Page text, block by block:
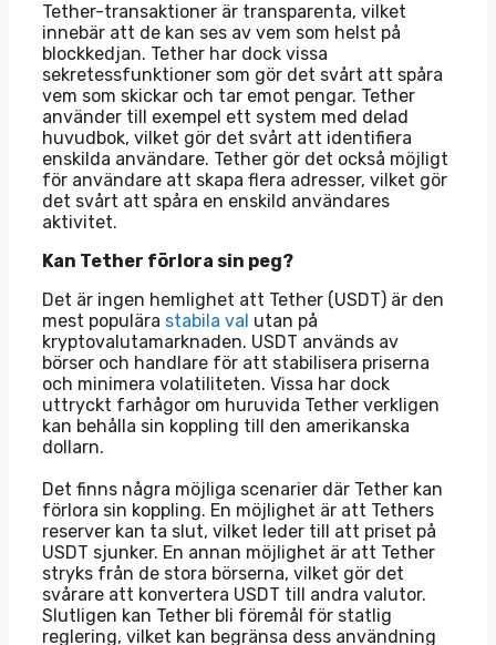
Tether-transaktioner är transparenta, vilket
innebär att de kan ses av vem som helst på
blockkedjan. Tether har dock vissa
sekretessfunktioner som gör det svårt att spåra
vem som skickar och tar emot pengar. Tether
använder till exempel ett system med delad
huvudbok, vilket gör det svårt att identifiera
enskilda användare. Tether gör det också möjligt
för användare att skapa flera adresser, vilket gör
det svårt att spåra en enskild användares
aktivitet.
Kan Tether förlora sin peg?
Det är ingen hemlighet att Tether (USDT) är den
mest populära stabila val utan på
kryptovalutamarknaden. USDT används av
börser och handlare för att stabilisera priserna
och minimera volatiliteten. Vissa har dock
uttryckt farhågor om huruvida Tether verkligen
kan behålla sin koppling till den amerikanska
dollarn.
Det finns några möjliga scenarier där Tether kan
förlora sin koppling. En möjlighet är att Tethers
reserver kan ta slut, vilket leder till att priset på
USDT sjunker. En annan möjlighet är att Tether
stryks från de stora börserna, vilket gör det
svårare att konvertera USDT till andra valutor.
Slutligen kan Tether bli föremål för statlig
reglering, vilket kan begränsa dess användning